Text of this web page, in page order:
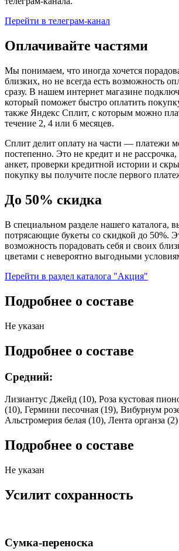
Перейти в телеграм-канал
Оплачивайте частями
Мы понимаем, что иногда хочется
близких, но не всегда есть возможность
сразу. В нашем интернет магазине
который поможет быстро оплатить
также Яндекс Сплит, с которым можно
течение 2, 4 или 6 месяцев.
Сплит делит оплату на части — платежи
постепенно. Это не кредит и не
анкет, проверки кредитной истории и
покупку вы получите после первого
До 50% скидка
В специальном разделе нашего каталога,
потрясающие букеты со скидкой до 50%.
возможность порадовать себя и своих
цветами с невероятно выгодными
Перейти в раздел каталога "Акция"
Подробнее о составе
Не указан
Подробнее о составе
Средний:
Лизиантус Джейд (10), Роза кустовая
(10), Гермини песочная (19), Вибурнум
Альстромерия белая (10), Лента органза (2)
Подробнее о составе
Не указан
Усилит сохранность
Сумка-переноска